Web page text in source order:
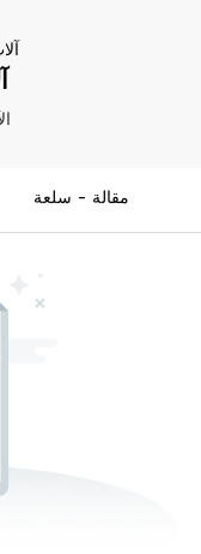
مقالة - سلعة